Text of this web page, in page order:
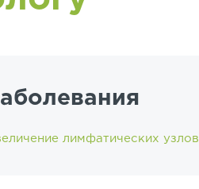
лимфатических узлов